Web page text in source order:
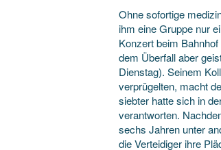
Ohne sofortige
ihm eine Gruppe nur
Konzert beim
dem Überfall aber
Dienstag). Seinem
verprügelten, macht
siebter hatte sich in
verantworten.
sechs Jahren unter
die Verteidiger ihre